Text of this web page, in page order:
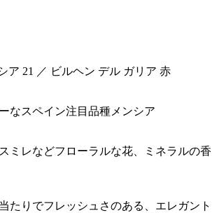
ア 21 ／ ビルヘン デル ガリア 赤
なスペイン注目品種メンシア
ミレなどフローラルな花、ミネラルの香
たりでフレッシュさのある、エレガント